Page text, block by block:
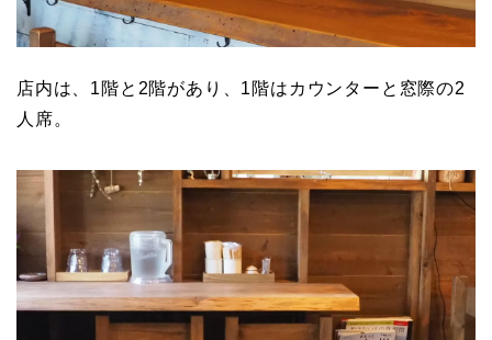
店内は、1階と2階があり、1階はカウンターと窓際の2
人席。